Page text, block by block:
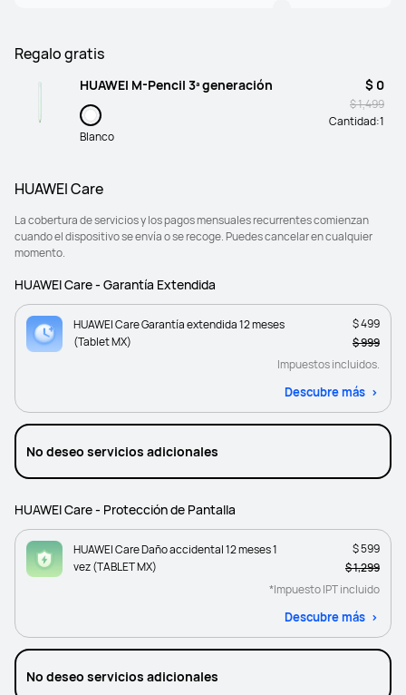
Regalo gratis
HUAWEI M-Pencil 3ª generación
Blanco
$ 0
$ 1,499
Cantidad:1
HUAWEI Care
La cobertura de servicios y los pagos mensuales recurrentes comienzan
cuando el dispositivo se envía o se recoge. Puedes cancelar en cualquier
momento.
HUAWEI Care - Garantía Extendida
HUAWEI Care Garantía extendida 12 meses
(Tablet MX)
$ 499
$ 999
Impuestos incluidos.
Descubre más
No deseo servicios adicionales
HUAWEI Care - Protección de Pantalla
HUAWEI Care Daño accidental 12 meses 1
vez (TABLET MX)
$ 599
$ 1,299
*Impuesto IPT incluido
Descubre más
No deseo servicios adicionales